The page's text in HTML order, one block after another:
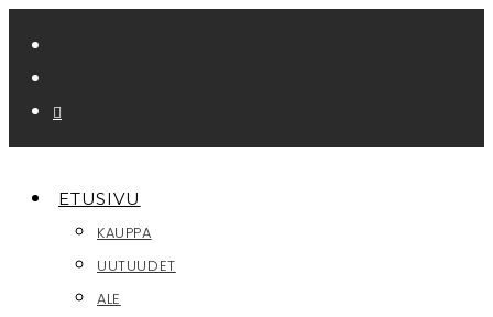
suoraan
sisältöön
ETUSIVU
KAUPPA
UUTUUDET
ALE